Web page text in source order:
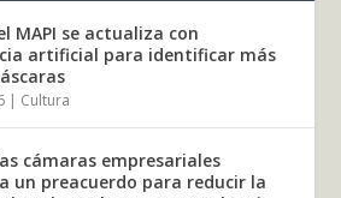
MAPI se actualiza con
artificial para identificar más
| Cultura
cámaras empresariales
un preacuerdo para reducir la